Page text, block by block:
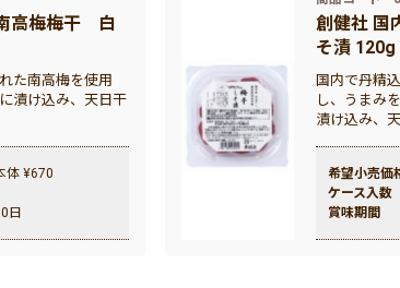
高梅梅干 白
た南高梅を使用
漬け込み、天日干
体 ¥670
日
創健社 国
そ漬 120g
国内で丹精
し、うまみ
漬け込み、
希望小売価
ケース入数
賞味期間